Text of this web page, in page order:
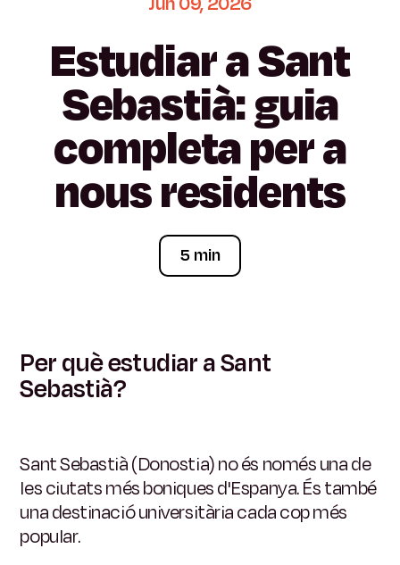
EstudiaraSant
Sebastià:guia
completapera
nousresidents
5 min
Per què estudiar a Sant
Sebastià?
Sant Sebastià (Donostia) no és només una de
les ciutats més boniques d'Espanya.És també
una destinació universitària cada cop més
popular.